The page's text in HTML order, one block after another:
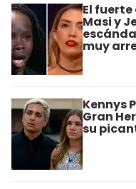
El
Masi y
muy
Kennys
Gran
su